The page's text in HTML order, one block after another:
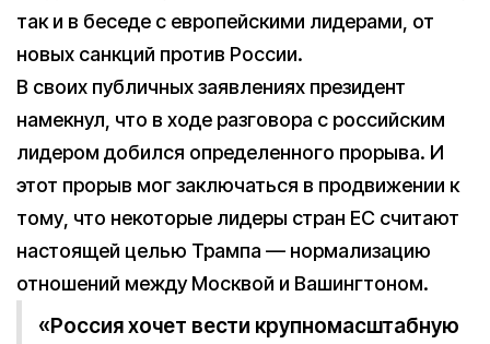
так и в беседе с европейскими лидерами, от
новых санкций против России.
В своих публичных заявлениях президент
намекнул, что в ходе разговора с российским
лидером добился определенного прорыва. И
этот прорыв мог заключаться в продвижении к
тому, что некоторые лидеры стран ЕС считают
настоящей целью Трампа — нормализацию
отношений между Москвой и Вашингтоном.
«Россия хочет вести крупномасштабную